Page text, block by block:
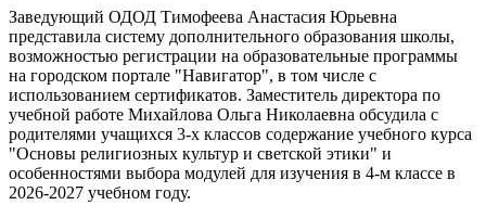
Заведующий ОДОД Тимофеева Анастасия Юрьевна
представила систему дополнительного образования школы,
возможностью регистрации на образовательные программы
на городском портале "Навигатор", в том числе с
использованием сертификатов. Заместитель директора по
учебной работе Михайлова Ольга Николаевна обсудила с
родителями учащихся 3-х классов содержание учебного курса
"Основы религиозных культур и светской этики" и
особенностями выбора модулей для изучения в 4-м классе в
2026-2027 учебном году.